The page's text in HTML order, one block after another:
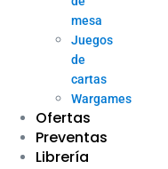
mesa
Juegos
de
cartas
Wargames
Ofertas
Preventas
Librería